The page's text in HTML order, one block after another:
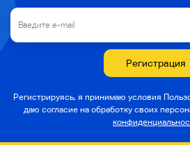
・ Мы получили много
басе: «Я не хочу трогать
Регистрация
Регистрируясь, я принимаю условия
даю согласие на обработку своих